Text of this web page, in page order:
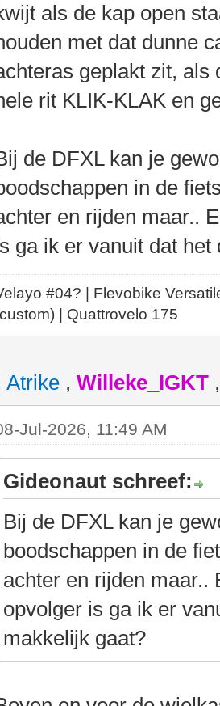
als de kap open
met dat dunne
geplakt zit, als
rit KLIK-KLAK en
de DFXL kan je
in de
en rijden maar..
ga ik er vanuit dat
#04? | Flevobike
| Quattrovelo 175
Atrike , Willeke_IGKT
Jul-2026, 11:49 AM
Gideonaut schreef:
Bij de DFXL kan je
boodschappen in de
achter en rijden maar..
opvolger is ga ik er
makkelijk gaat?